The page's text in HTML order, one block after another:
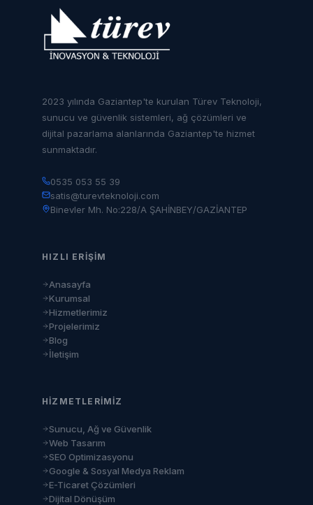
2023 yılında Gaziantep'te kurulan Türev Teknoloji,
sunucu ve güvenlik sistemleri, ağ çözümleri ve
dijital pazarlama alanlarında Gaziantep'te hizmet
sunmaktadır.
0535 053 55 39
satis@turevteknoloji.com
Binevler Mh. No:228/A ŞAHİNBEY/GAZİANTEP
HIZLI ERIŞIM
Anasayfa
Kurumsal
Hizmetlerimiz
Projelerimiz
Blog
İletişim
HIZMETLERIMIZ
Sunucu, Ağ ve Güvenlik
Web Tasarım
SEO Optimizasyonu
Google & Sosyal Medya Reklam
E-Ticaret Çözümleri
Dijital Dönüşüm